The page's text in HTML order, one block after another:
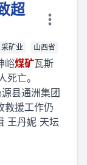
超
采矿业 山西省
峪煤矿瓦斯
亡。
县通洲集团
救援工作仍
王丹妮 天坛